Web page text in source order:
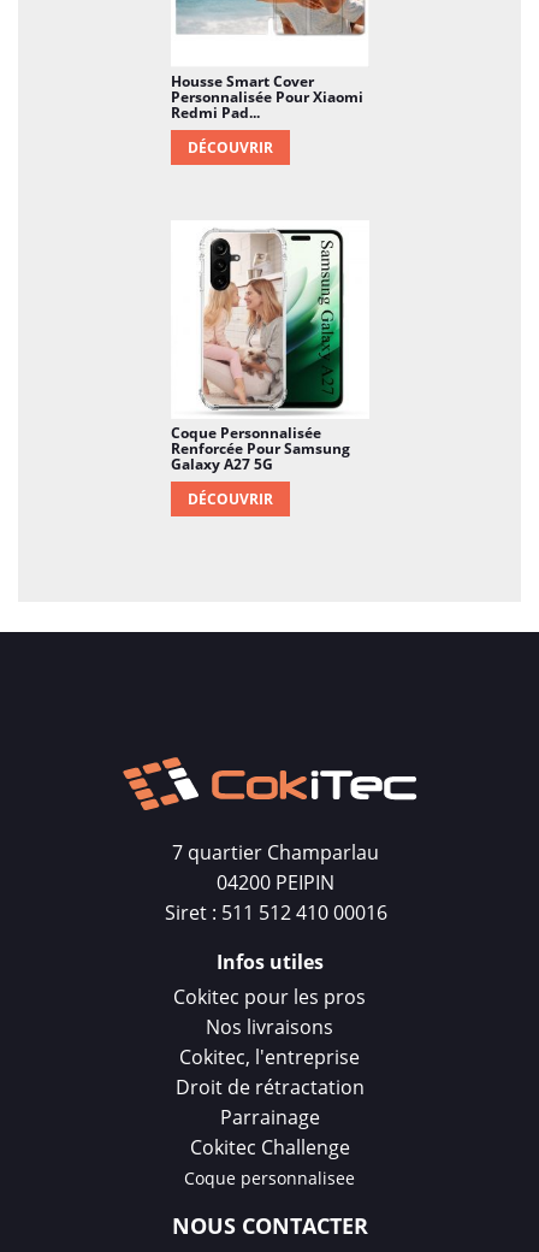
Housse Smart Cover
Personnalisée Pour Xiaomi
Redmi Pad...
DÉCOUVRIR
Coque Personnalisée
Renforcée Pour Samsung
Galaxy A27 5G
DÉCOUVRIR
7 quartier Champarlau
04200 PEIPIN
Siret : 511 512 410 00016
Infos utiles
Cokitec pour les pros
Nos livraisons
Cokitec, l'entreprise
Droit de rétractation
Parrainage
Cokitec Challenge
Coque personnalisee
NOUS CONTACTER